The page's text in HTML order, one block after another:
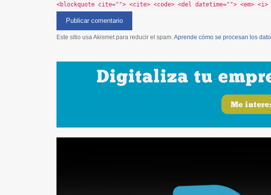
<blockquote cite=""> <cite> <code> <del datetime=""> <em>
Este sitio usa Akismet para reducir el spam.Aprende cómo se procesan los